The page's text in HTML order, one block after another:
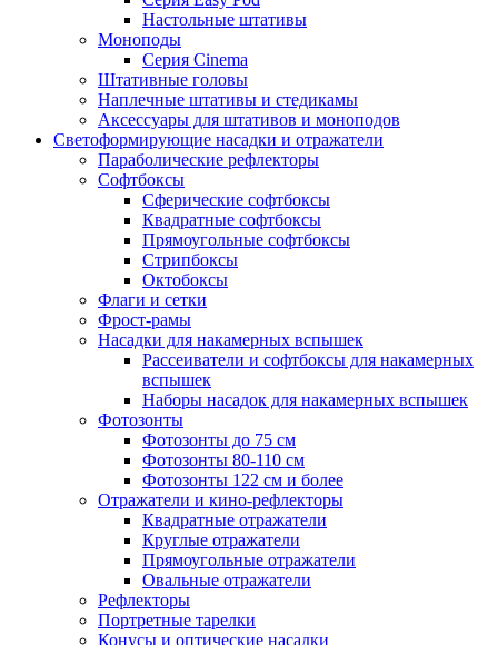
Настольные штативы
Моноподы
Серия Cinema
Штативные головы
Наплечные штативы и стедикамы
Аксессуары для штативов и моноподов
Светоформирующие насадки и отражатели
Параболические рефлекторы
Софтбоксы
Сферические софтбоксы
Квадратные софтбоксы
Прямоугольные софтбоксы
Стрипбоксы
Октобоксы
Флаги и сетки
Фрост-рамы
Насадки для накамерных вспышек
Рассеиватели и софтбоксы для накамерных
вспышек
Наборы насадок для накамерных вспышек
Фотозонты
Фотозонты до 75 см
Фотозонты 80-110 см
Фотозонты 122 см и более
Отражатели и кино-рефлекторы
Квадратные отражатели
Круглые отражатели
Прямоугольные отражатели
Овальные отражатели
Рефлекторы
Портретные тарелки
Конусы и оптические насадки